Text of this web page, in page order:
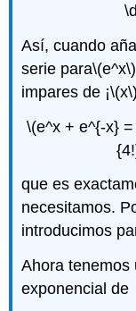
Así, cuando
serie para\(e^x\)
impares de ¡
\(e^x + e^{-x}
que es
necesitamos.
introducimos
Ahora tenemos
exponencial de